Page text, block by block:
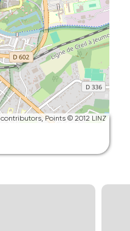
contributors, Points © 2012 LINZ